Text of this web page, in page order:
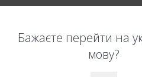
цены при
Бажаєте перейти на
мову?